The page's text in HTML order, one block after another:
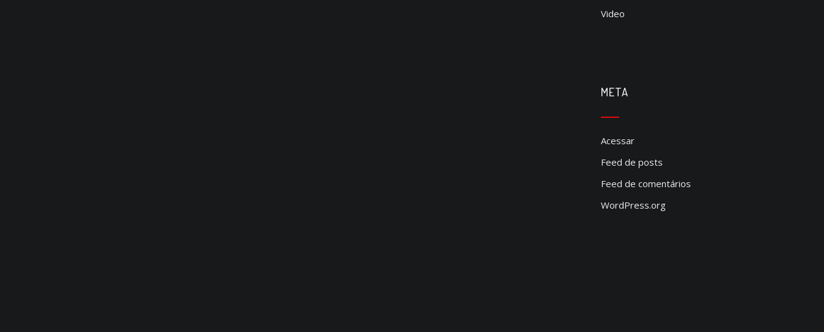
Video
META
Acessar
Feed de posts
Feed de comentários
WordPress.org